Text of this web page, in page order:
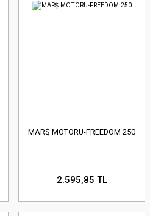
MARŞ MOTORU-FREEDOM 250
2.595,85 TL